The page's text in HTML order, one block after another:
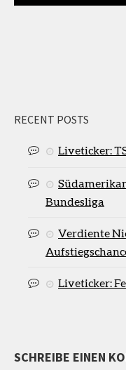
RECENT POSTS
Liveticker:
Bundesliga
Verdiente
Liveticker:
SCHREIBE EINEN